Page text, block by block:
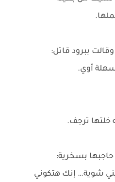
ببرود قاتل:
أوي.
ترجف.
بسخرية:
شوية… إنك هتكوني